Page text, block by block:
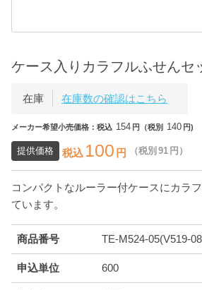
ケース入りカラフルふせんセ
在庫 在庫数の確認はこちら
メーカー希望小売価格：税込 154 円（税別 140 円)
提供価格 税込 100 円 （税別 91 円）
コンパクトなルーラー付ケースにカラ
ています。
商品番号 TE-M524-05(V519-
申込単位 600